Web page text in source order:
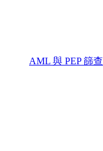
AML 與 PEP 篩查